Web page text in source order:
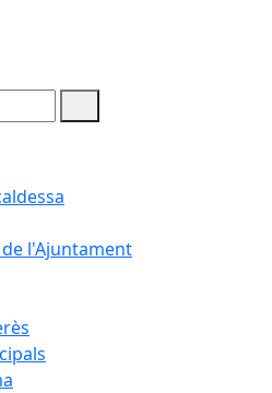
l'Ajuntament